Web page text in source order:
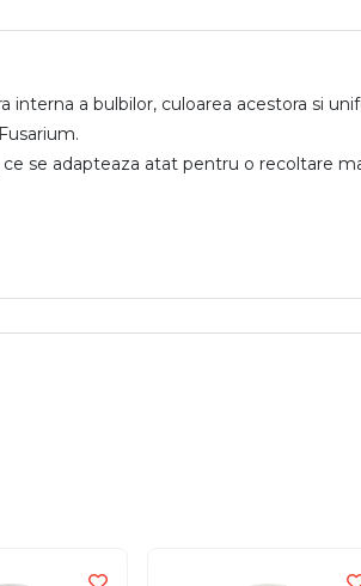
a bulbilor, culoarea acestora si
se adapteaza atat pentru o recoltare